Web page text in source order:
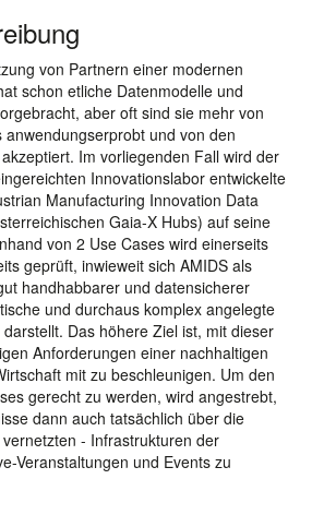
von Partnern einer modernen
schon etliche Datenmodelle und
aber oft sind sie mehr von
und von den
Im vorliegenden Fall wird der
Innovationslabor entwickelte
Manufacturing Innovation Data
Gaia-X Hubs) auf seine
von 2 Use Cases wird einerseits
geprüft, inwieweit sich AMIDS als
handhabbarer und datensicherer
und durchaus komplex angelegte
Das höhere Ziel ist, mit dieser
Anforderungen einer nachhaltigen
mit zu beschleunigen. Um den
gerecht zu werden, wird angestrebt,
dann auch tatsächlich über die
- Infrastrukturen der
Veranstaltungen und Events zu